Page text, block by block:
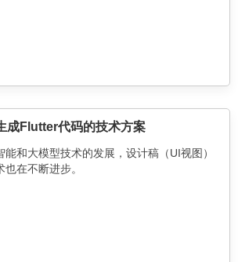
成Flutter代码的技术方案
和大模型技术的发展，设计稿（UI视图）
在不断进步。